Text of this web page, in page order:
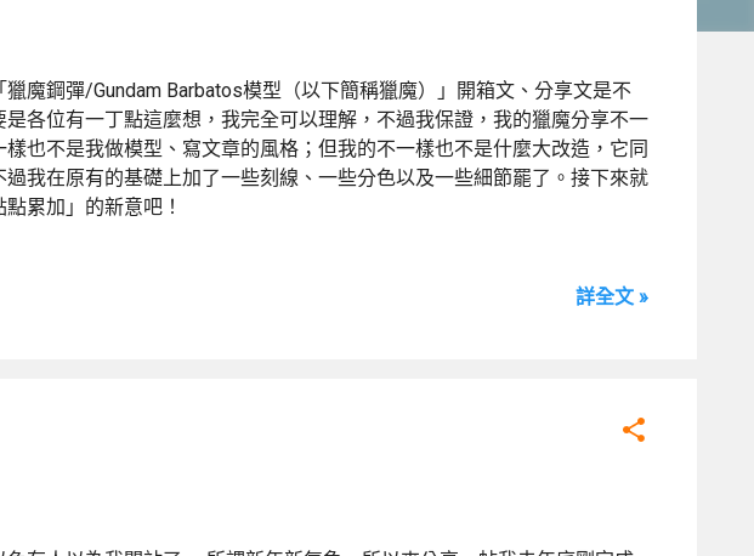
魔鋼彈/Gundam Barbatos模型（以下簡稱獵魔）」開箱文、分享文是不
各位有一丁點這麼想，我完全可以理解，不過我保證，我的獵魔分享不一
也不是我做模型、寫文章的風格；但我的不一樣也不是什麼大改造，它同
我在原有的基礎上加了一些刻線、一些分色以及一些細節罷了。接下來就
累加」的新意吧！
詳全文 »